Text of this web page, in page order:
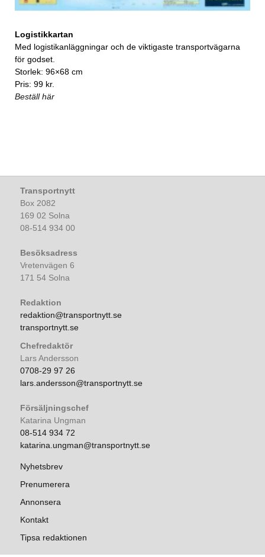
Logistikkartan
Med logistikanläggningar och de viktigaste transportvägarna
för godset.
Storlek: 96×68 cm
Pris: 99 kr.
Beställ här
Transportnytt
Box 2082
169 02 Solna
08-514 934 00
Besöksadress
Vretenvägen 6
171 54 Solna
Redaktion
redaktion@transportnytt.se
transportnytt.se
Chefredaktör
Lars Andersson
0708-29 97 26
lars.andersson@transportnytt.se
Försäljningschef
Katarina Ungman
08-514 934 72
katarina.ungman@transportnytt.se
Nyhetsbrev
Prenumerera
Annonsera
Kontakt
Tipsa redaktionen